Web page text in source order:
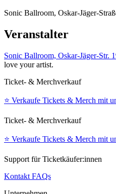
Sonic Ballroom, Oskar-Jäger-
Veranstalter
Sonic Ballroom, Oskar-Jäger-Str.
love your artist.
Ticket- & Merchverkauf
⭐️ Verkaufe Tickets & Merch mit
Ticket- & Merchverkauf
⭐️ Verkaufe Tickets & Merch mit
Support für Ticketkäufer:innen
Kontakt FAQs